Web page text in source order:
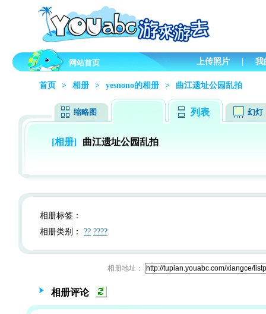
网站首页 上传照片 | 我
首页 > 相册 > yesnono的相册 > 曲江遗址公园乱拍
缩略图 列表 幻灯
[相册] 曲江遗址公园乱拍
相册标签：
相册类别： ?? ????
相册地址：
相册评论